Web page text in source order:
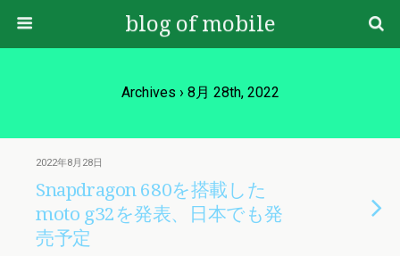
blog of mobile
Archives › 8月 28th, 2022
2022年8月28日
Snapdragon 680を搭載した
moto g32を発表、日本でも発
売予定